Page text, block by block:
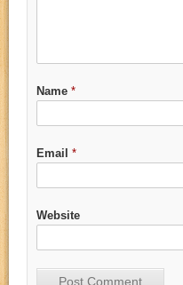
Name *
Email *
Website